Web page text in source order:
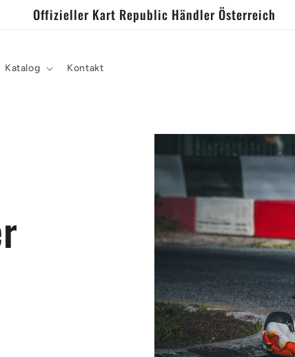
Offizieller Kart Republic Händler Österreich
Katalog Kontakt